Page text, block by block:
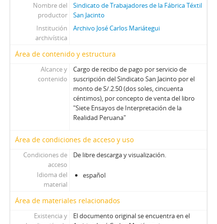
Nombre del
productor
Sindicato de Trabajadores de la Fábrica Téxtil
San Jacinto
Institución
archivística
Archivo José Carlos Mariátegui
Área de contenido y estructura
Alcance y
contenido
Cargo de recibo de pago por servicio de
suscripción del Sindicato San Jacinto por el
monto de S/.2.50 (dos soles, cincuenta
céntimos), por concepto de venta del libro
"Siete Ensayos de Interpretación de la
Realidad Peruana"
Área de condiciones de acceso y uso
Condiciones de
acceso
De libre descarga y visualización.
Idioma del
material
español
Área de materiales relacionados
Existencia y
El documento original se encuentra en el